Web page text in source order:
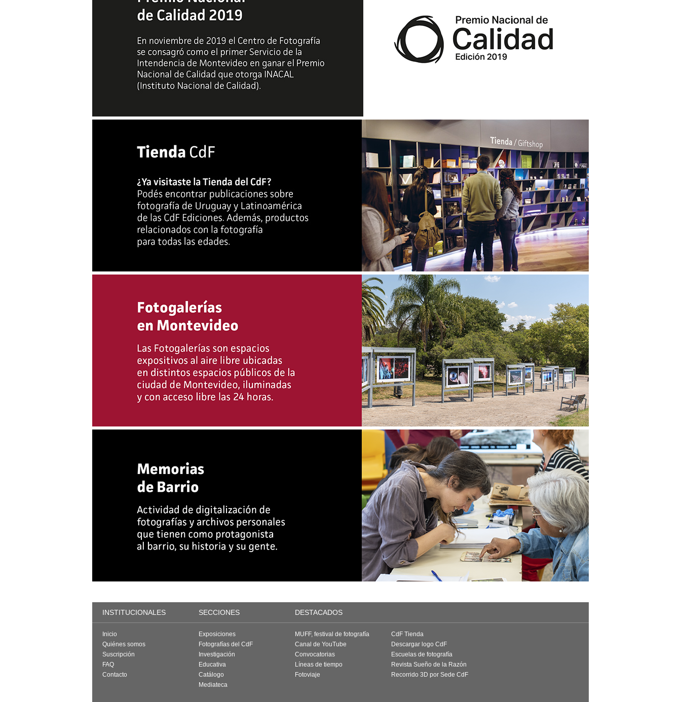
INSTITUCIONALES SECCIONES DESTACADOS
Inicio
Quiénes somos
Suscripción
FAQ
Contacto
Exposiciones
Fotografías del CdF
Investigación
Educativa
Catálogo
Mediateca
MUFF, festival de fotografía
Canal de YouTube
Convocatorias
Líneas de tiempo
Fotoviaje
CdF Tienda
Descargar logo CdF
Escuelas de fotografía
Revista Sueño de la Razón
Recorrido 3D por Sede CdF